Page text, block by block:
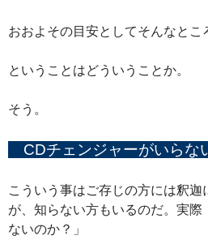
おおよその目安としてそんなとこ
ということはどういうことか。
そう。
CDチェンジャーがいらな
こういう事はご存じの方には釈
が、知らない方もいるのだ。実際
ないのか？」